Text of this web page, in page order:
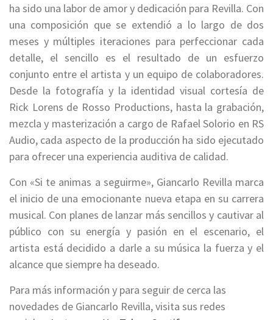
ha sido una labor de amor y dedicación para Revilla. Con
una composición que se extendió a lo largo de dos
meses y múltiples iteraciones para perfeccionar cada
detalle, el sencillo es el resultado de un esfuerzo
conjunto entre el artista y un equipo de colaboradores.
Desde la fotografía y la identidad visual cortesía de
Rick Lorens de Rosso Productions, hasta la grabación,
mezcla y masterización a cargo de Rafael Solorio en RS
Audio, cada aspecto de la producción ha sido ejecutado
para ofrecer una experiencia auditiva de calidad.
Con «Si te animas a seguirme», Giancarlo Revilla marca
el inicio de una emocionante nueva etapa en su carrera
musical. Con planes de lanzar más sencillos y cautivar al
público con su energía y pasión en el escenario, el
artista está decidido a darle a su música la fuerza y el
alcance que siempre ha deseado.
Para más información y para seguir de cerca las
novedades de Giancarlo Revilla, visita sus redes